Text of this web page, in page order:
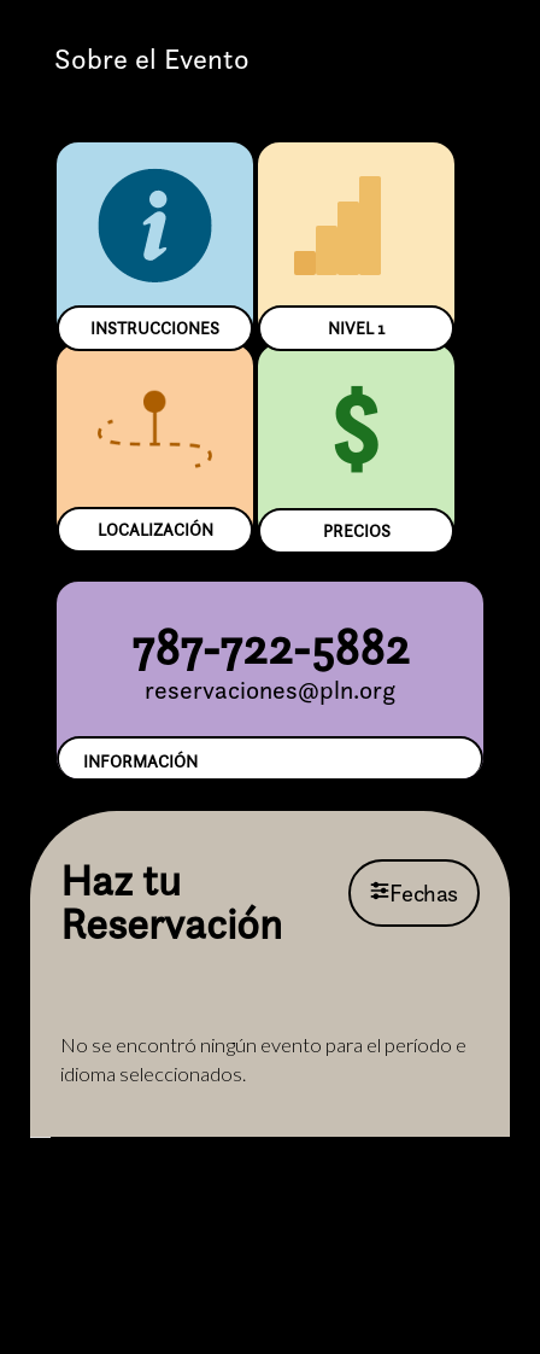
Sobre el Evento
INSTRUCCIONES NIVEL1
LOCALIZACIÓN
$
PRECIOS
787-722-5882
reservaciones@pln.org
INFORMACIÓN
Haz tu
Reservación
Fechas
No se encontró ningún evento para el período e
idioma seleccionados.